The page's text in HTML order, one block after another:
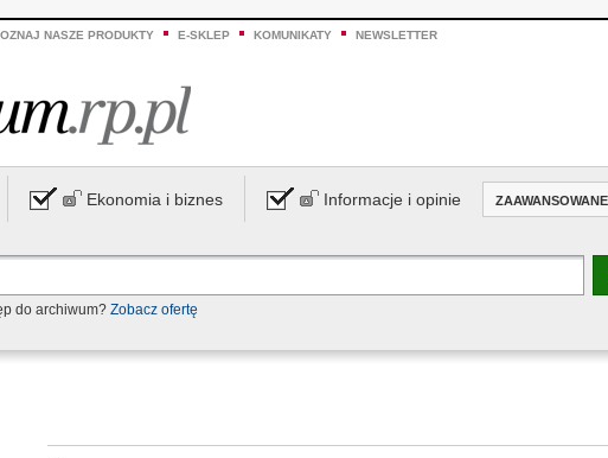
NASZE PRODUKTY E-SKLEP KOMUNIKATY NEWSLETTER
Ekonomia i biznes Informacje i opinie ZAAWANSOWANE
do archiwum? Zobacz ofertę